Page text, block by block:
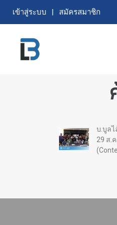
เข้าสู่ระบบ สมัครสมาชิก
บ.บูลไ
29 ส.